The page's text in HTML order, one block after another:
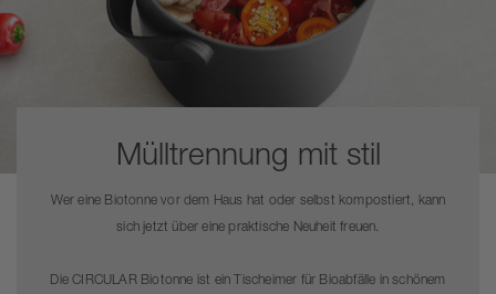
Mülltrennung mit stil
Wer eine Biotonne vor dem Haus hat oder selbst kompostiert, kann
sich jetzt über eine praktische Neuheit freuen.
Die CIRCULAR Biotonne ist ein Tischeimer für Bioabfälle in schönem